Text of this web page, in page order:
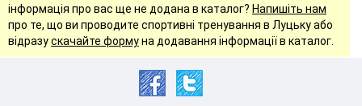
інформація про вас ще не додана в каталог? Напишіть нам
про те, що ви проводите спортивні тренування в Луцьку або
відразускачайте формуна додавання інформації в каталог.